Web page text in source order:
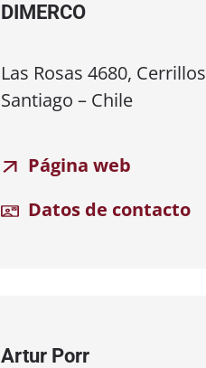
DIMERCO
Las Rosas 4680, Cerrillos
Santiago – Chile
Página web
Datos de contacto
Artur Porr